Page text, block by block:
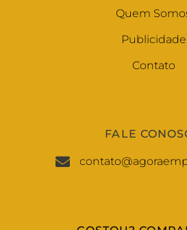
Quem
Publicidade
Contato
FALE